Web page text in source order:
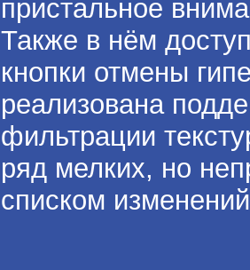
пристальное
Также в нём
кнопки отмены
реализована
фильтрации
ряд мелких, но
списком